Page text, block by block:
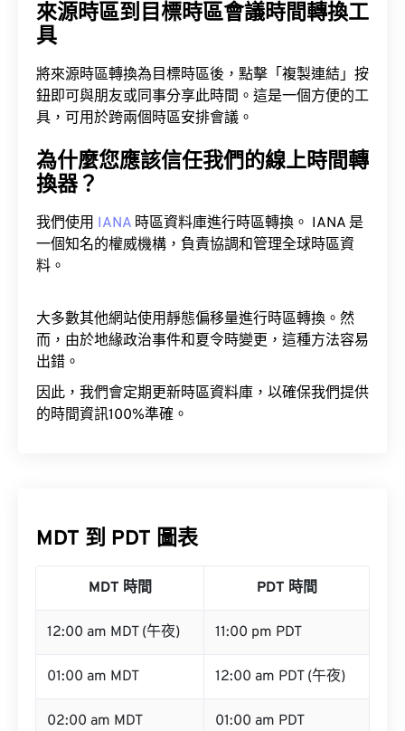
來源時區到目標時區會議時間轉換工
具
將來源時區轉換為目標時區後，點擊「複製連結」按
鈕即可與朋友或同事分享此時間。這是一個方便的工
具，可用於跨兩個時區安排會議。
為什麼您應該信任我們的線上時間轉
換器？
我們使用 IANA 時區資料庫進行時區轉換。 IANA 是
一個知名的權威機構，負責協調和管理全球時區資
料。
大多數其他網站使用靜態偏移量進行時區轉換。然
而，由於地緣政治事件和夏令時變更，這種方法容易
出錯。
因此，我們會定期更新時區資料庫，以確保我們提供
的時間資訊100%準確。
MDT 到 PDT 圖表
MDT 時間 PDT 時間
12:00 am MDT (午夜) 11:00 pm PDT
01:00 am MDT 12:00 am PDT (午夜)
02:00 am MDT 01:00 am PDT